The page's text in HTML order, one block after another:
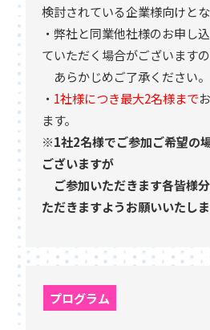
検討されている企業様向けとな
・弊社と同業他社様のお申し
ていただく場合がございます
あらかじめご了承ください。
・ 1社様につき最大2名様まで
ます。
※1社2名様でご参加ご希望の
ございますが
ご参加いただきます各皆様
ただきますようお願いいたしま
プログラム